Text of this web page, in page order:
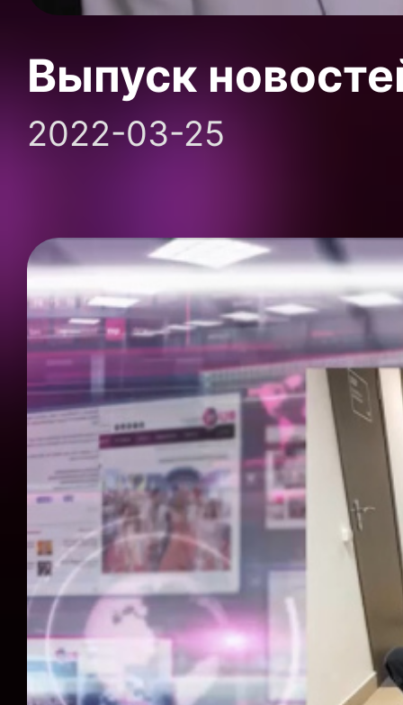
Выпуск
2022-03-25